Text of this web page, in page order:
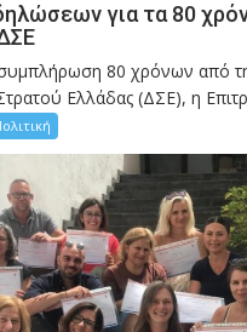
για τα 80
80 χρόνων από
Ελλάδας (ΔΣΕ), η